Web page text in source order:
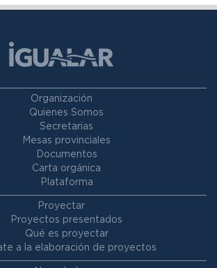
Organización
Quienes Somos
Secretarias
Mesas provinciales
Documentos
Carta orgánica
Plataforma
Proyectar
Proyectos presentados
Qué es proyectar
a la elaboración de proyectos